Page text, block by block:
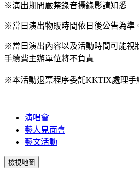
※演出期間嚴禁錄音攝錄影請知悉
※當日演出物販時間依日後公告為準
※當日演出內容以及活動時間可能視
手續費主辦單位將不負責
※本活動退票程序委託KKTIX處理手
演唱會
藝人見面會
藝文活動
檢視地圖